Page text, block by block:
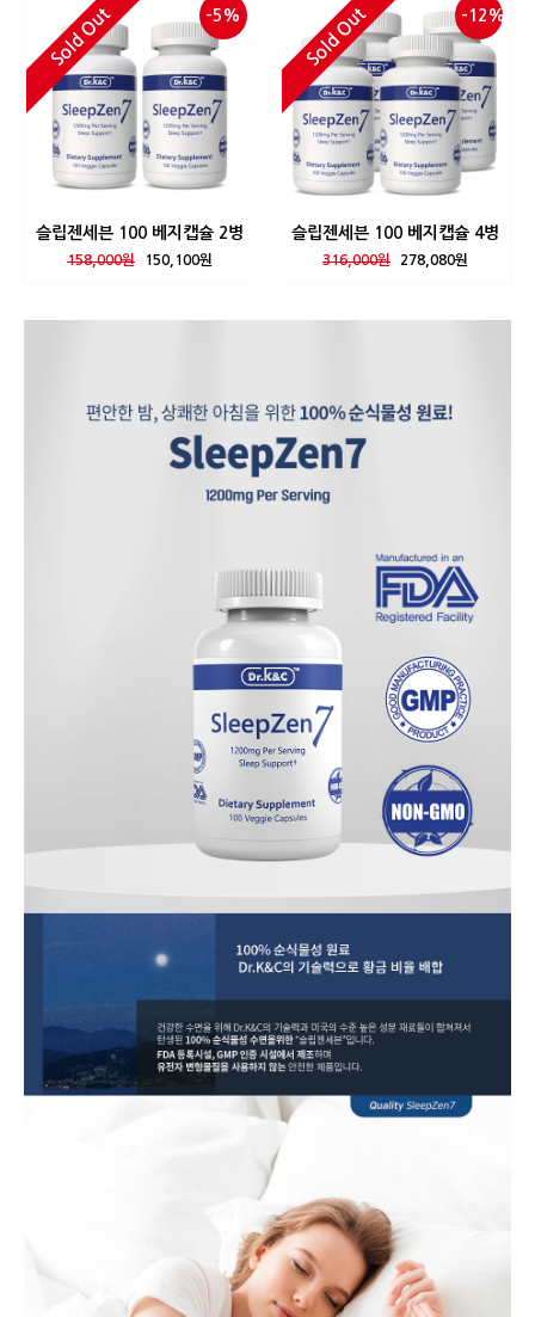
-5%
Sold Out
슬립젠세븐 100 베지캡슐 2병
158,000원 150,100원
-12%
Sold Out
슬립젠세븐 100 베지캡슐 4병
316,000원 278,080원